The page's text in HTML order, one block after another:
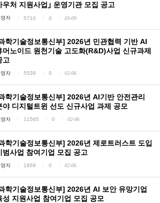
우처 지원사업｣ 운영기관 모집 공고
자 5710 0 03-09
학기술정보통신부] 2026년 민관협력 기반 AI
머노이드 원천기술 고도화(R&D)사업 신규과제
고
자 5539 0 02-06
학기술정보통신부] 2026년 AI기반 안전관리
야 디지털트윈 선도 신규사업 과제 공모
자 11565 0 02-06
학기술정보통신부] 2026년 제로트러스트 도입
범사업 참여기업 모집 공고
자 1869 0 02-06
학기술정보통신부] 2026년 AI 보안 유망기업
성 지원사업 참여기업 모집 공모